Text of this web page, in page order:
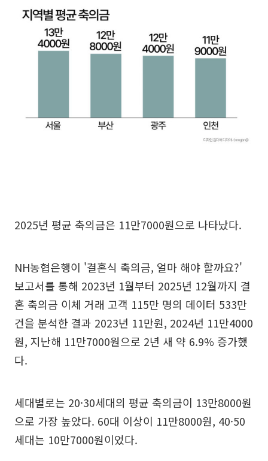
2025년 평균 축의금은 11만7000원으로 나타났다.
NH농협은행이 '결혼식 축의금, 얼마 해야 할까요?'
보고서를 통해 2023년 1월부터 2025년 12월까지 결
혼 축의금 이체 거래 고객 115만 명의 데이터 533만
건을 분석한 결과 2023년 11만원, 2024년 11만4000
원, 지난해 11만7000원으로 2년 새 약 6.9% 증가했
다.
세대별로는 20·30세대의 평균 축의금이 13만8000원
으로 가장 높았다. 60대 이상이 11만8000원, 40·50
세대는 10만7000원이었다.